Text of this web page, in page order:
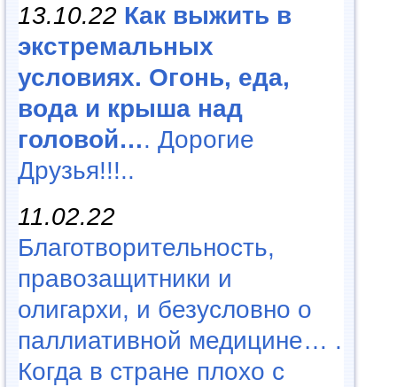
13.10.22 Как выжить в
экстремальных
условиях. Огонь, еда,
вода и крыша над
головой…. Дорогие
Друзья!!!..
11.02.22
Благотворительность,
правозащитники и
олигархи, и безусловно о
паллиативной медицине… .
Когда в стране плохо с